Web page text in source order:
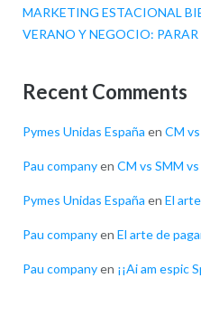
MARKETING ESTACIONAL
VERANO Y NEGOCIO:
Recent Comments
Pymes Unidas España en CM
Pau companyen CM vs SMM
Pymes Unidas España en El
Pau companyen El arte de
Pau companyen ¡¡Ai am espic